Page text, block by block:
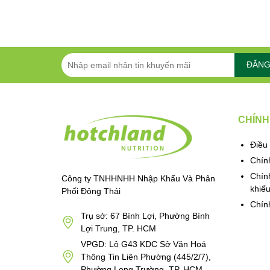
Công ty TNHHNHH Nhập Khẩu Và Phân
Phối Đông Thái
Trụ sở: 67 Bình Lợi, Phường Bình
Lợi Trung, TP. HCM
VPGD: Lô G43 KDC Sở Văn Hoá
Thông Tin Liên Phường (445/2/7),
Điều